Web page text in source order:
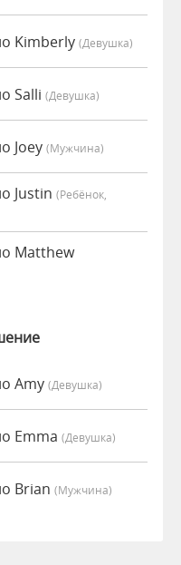
Kimberly (девушка)
Salli (девушка)
Joey (мужчина)
Justin (Ребёнок,
Matthew
Amy (девушка)
Emma (девушка)
Brian (мужчина)